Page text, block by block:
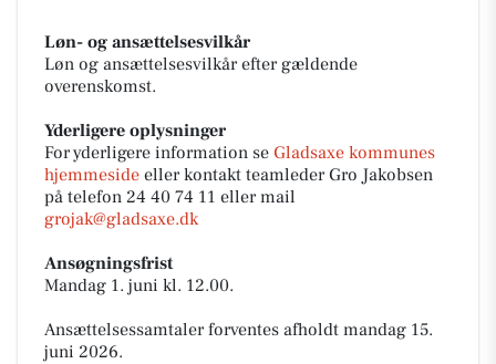
Løn- og ansættelsesvilkår
Løn og ansættelsesvilkår efter gældende
overenskomst.
Yderligere oplysninger
For yderligere information se Gladsaxe kommunes
hjemmeside eller kontakt teamleder Gro Jakobsen
på telefon 24 40 74 11 eller mail
grojak@gladsaxe.dk
Ansøgningsfrist
Mandag 1. juni kl. 12.00.
Ansættelsessamtaler forventes afholdt mandag 15.
juni 2026.